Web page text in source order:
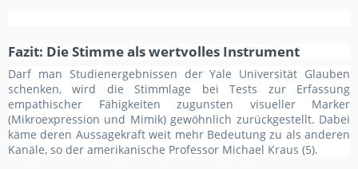
Fazit: Die Stimme als wertvolles Instrument
Darf man Studienergebnissen der Yale Universität Glauben
schenken, wird die Stimmlage bei Tests zur Erfassung
empathischer Fähigkeiten zugunsten visueller Marker
(Mikroexpression und Mimik) gewöhnlich zurückgestellt. Dabei
käme deren Aussagekraft weit mehr Bedeutung zu als anderen
Kanäle, so der amerikanische Professor Michael Kraus (5).